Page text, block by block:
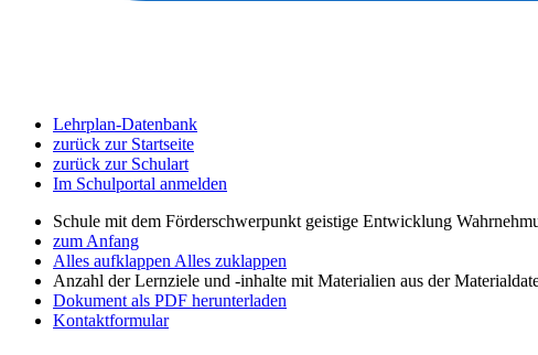
Lehrplan-Datenbank
zurück zur Startseite
zurück zur Schulart
Im Schulportal anmelden
Schule mit dem Förderschwerpunkt geistige Entwicklung
zum Anfang
Alles aufklappen Alles zuklappen
Anzahl der Lernziele und -inhalte mit Materialien aus der
Dokument als PDF herunterladen
Kontaktformular